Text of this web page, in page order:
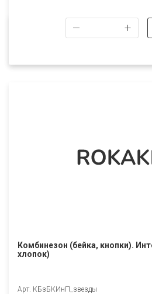
Комбинезон (бейка, кнопки).
хлопок)
Арт. КБзБКИнП_звезды